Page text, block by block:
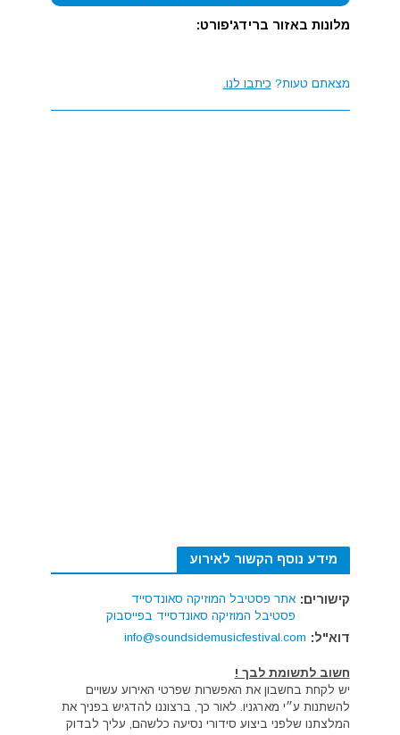
מלונות באזור ברידג'פורט:
מצאתם טעות? כיתבו לנו.
מידע נוסף הקשור לאירוע
קישורים: אתר פסטיבל המוזיקה סאונדסייד
פסטיבל המוזיקה סאונדסייד בפייסבוק
דוא"ל: info@soundsidemusicfestival.com
חשוב לתשומת לבך !
יש לקחת בחשבון את האפשרות שפרטי האירוע עשויים
להשתנות ע״י מארגניו. לאור כך, ברצוננו להדגיש בפניך את
המלצתנו שלפני ביצוע סידורי נסיעה כלשהם, עליך לבדוק